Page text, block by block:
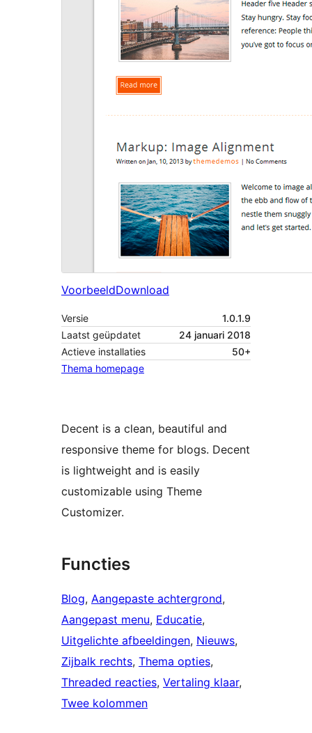
VoorbeeldDownload
Versie
1.0.1.9
Laatst geüpdatet
24 januari 2018
Actieve installaties
50+
Thema homepage
Decent is a clean, beautiful and
responsive theme for blogs. Decent
is lightweight and is easily
customizable using Theme
Customizer.
Functies
Blog, Aangepaste achtergrond
Aangepast menu, Educatie
Uitgelichte afbeeldingen, Nieuws
Zijbalk rechts, Thema opties
Threaded reacties, Vertaling klaar
Twee kolommen